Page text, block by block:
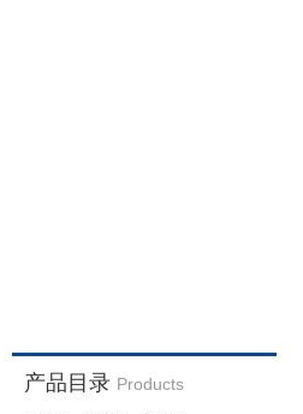
产品目录 Products